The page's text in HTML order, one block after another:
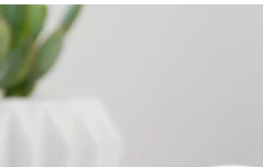
CAMÉRA
DE
SÉCURITÉ